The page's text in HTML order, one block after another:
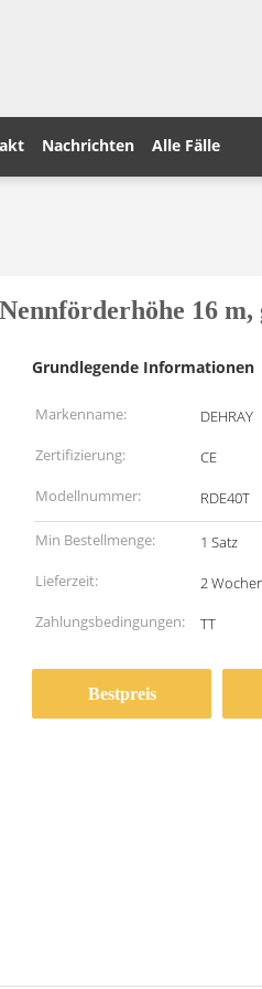
Nachrichten Alle Fälle
16
Grundlegende Informationen
Markenname:
DEHRAY
Zertifizierung:
CE
Modellnummer:
RDE40T
Min Bestellmenge:
1 Satz
Lieferzeit:
2
Zahlungsbedingungen:
TT
Bestpreis